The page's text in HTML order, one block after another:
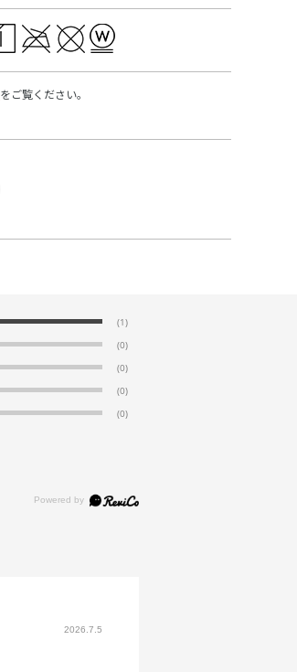
をご覧ください。
(1)
(0)
(0)
(0)
(0)
2026.7.5